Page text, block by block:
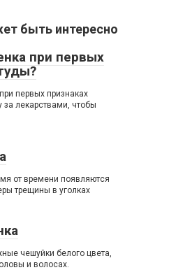
быть интересно
при первых
первых признаках
за лекарствами, чтобы
от времени появляются
трещины в уголках
чешуйки белого цвета,
и волосах.